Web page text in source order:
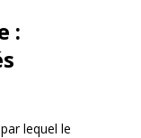
:
lequel le